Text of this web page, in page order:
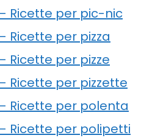
Ricette per pic-nic
Ricette per pizza
Ricette per pizze
Ricette per pizzette
Ricette per polenta
Ricette per polipetti